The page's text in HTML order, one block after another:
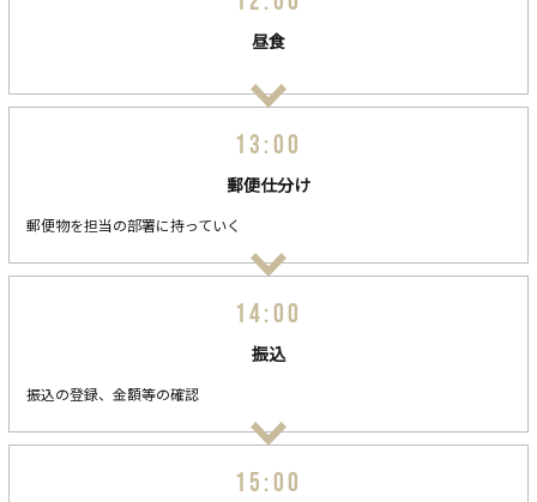
昼食
13:00
郵便仕分け
郵便物を担当の部署に持っていく
14:00
振込
振込の登録、金額等の確認
15:00